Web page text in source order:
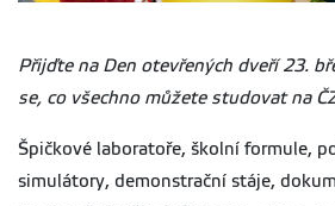
Přijďte na Den otevřených dveří 23.
se, co všechno můžete studovat na
Špičkové laboratoře, školní formule,
simulátory, demonstrační stáje,